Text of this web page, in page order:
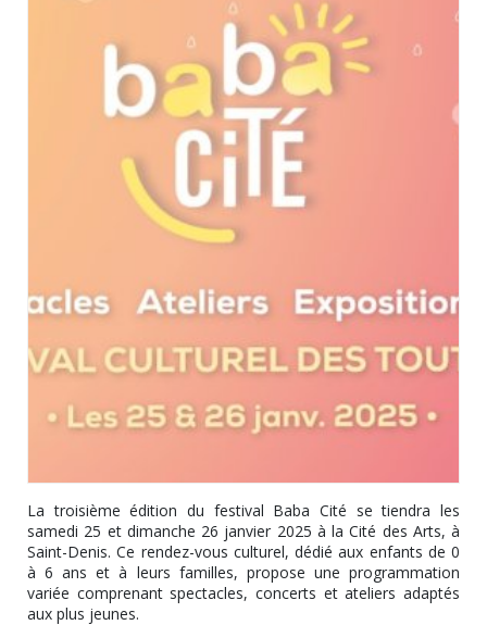
La troisième édition du festival Baba Cité se tiendra les
samedi 25 et dimanche 26 janvier 2025 à la Cité des Arts, à
Saint-Denis. Ce rendez-vous culturel, dédié aux enfants de 0
à 6 ans et à leurs familles, propose une programmation
variée comprenant spectacles, concerts et ateliers adaptés
aux plus jeunes.